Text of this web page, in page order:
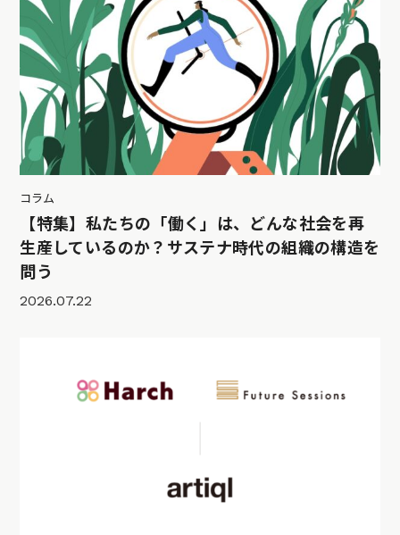
コラム
【特集】私たちの「働く」は、どんな社会を再
生産しているのか？サステナ時代の組織の構造を
問う
2026.07.22